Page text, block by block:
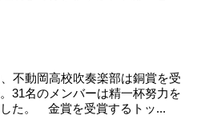
不動岡高校吹奏楽部は銅賞を受
31名のメンバーは精一杯努力を
た。 金賞を受賞するトッ...